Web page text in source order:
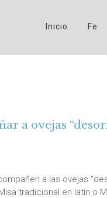
Inicio Fe
a ovejas
a las ovejas
tradicional en latín o